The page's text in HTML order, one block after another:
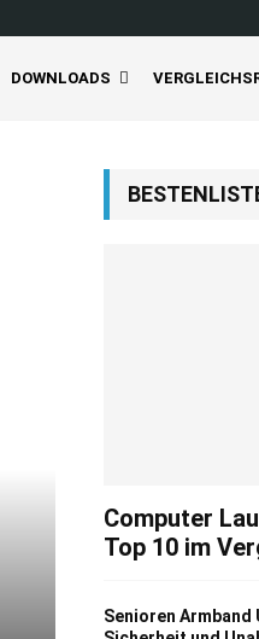
DOWNLOADS
Computer
Top 10 im
Senioren Armband